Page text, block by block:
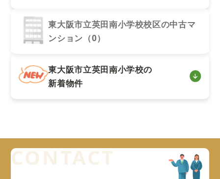
東大阪市立英田南小学校校区の中古マ
ンション（0）
東大阪市立英田南小学校の
新着物件